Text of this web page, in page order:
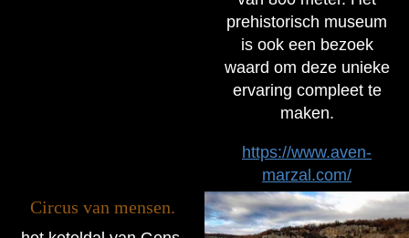
prehistorisch museum
is ook een bezoek
waard om deze unieke
ervaring compleet te
maken.
https://www.aven-
marzal.com/
Circus van mensen.